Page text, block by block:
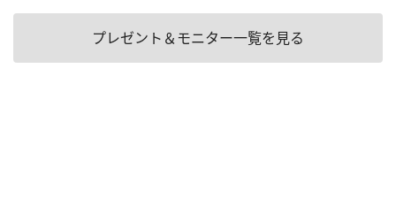
プレゼント＆モニター一覧を見る